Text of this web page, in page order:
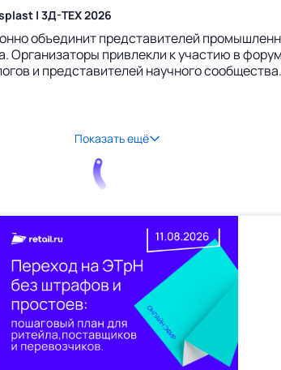
| 3Д-ТЕХ 2026
объединит представителей
привлекли к участию в
и представителей научного
Показать ещё